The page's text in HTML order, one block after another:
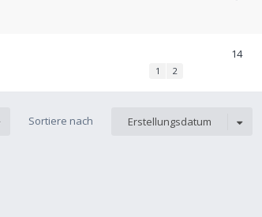
1 2
14
Sortiere nach Erstellungsdatum